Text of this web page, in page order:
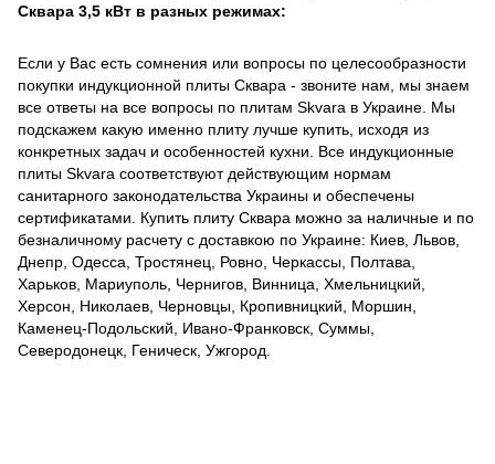
Сквара 3,5 кВт в разных режимах:
Если у Вас есть сомнения или вопросы по целесообразности
покупки индукционной плиты Сквара - звоните нам, мы знаем
все ответы на все вопросы по плитам Skvara в Украине. Мы
подскажем какую именно плиту лучше купить, исходя из
конкретных задач и особенностей кухни. Все индукционные
плиты Skvara соответствуют действующим нормам
санитарного законодательства Украины и обеспечены
сертификатами. Купить плиту Сквара можно за наличные и по
безналичному расчету с доставкою по Украине: Киев, Львов,
Днепр, Одесса, Тростянец, Ровно, Черкассы, Полтава,
Харьков, Мариуполь, Чернигов, Винница, Хмельницкий,
Херсон, Николаев, Черновцы, Кропивницкий, Моршин,
Каменец-Подольский, Ивано-Франковск, Суммы,
Северодонецк, Геническ, Ужгород.